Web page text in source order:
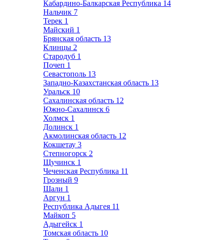
Кабардино-Балкарская Республика 14
Нальчик 7
Терек 1
Майский 1
Брянская область 13
Клинцы 2
Стародуб 1
Почеп 1
Севастополь 13
Западно-Казахстанская область 13
Уральск 10
Сахалинская область 12
Южно-Сахалинск 6
Холмск 1
Долинск 1
Акмолинская область 12
Кокшетау 3
Степногорск 2
Щучинск 1
Чеченская Республика 11
Грозный 9
Шали 1
Аргун 1
Республика Адыгея 11
Майкоп 5
Адыгейск 1
Томская область 10